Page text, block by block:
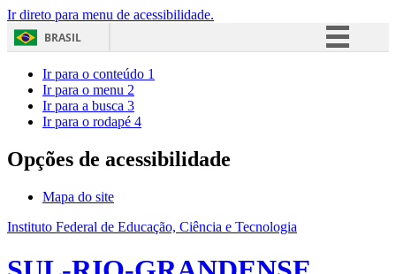
Ir direto para menu de acessibilidade.
BRASIL
Acesso à informação
Ir para o conteúdo 1
Ir para o menu 2
Ir para a busca 3
Ir para o rodapé 4
Opções de acessibilidade
Mapa do site
Instituto Federal de Educação, Ciência e Tecnologia